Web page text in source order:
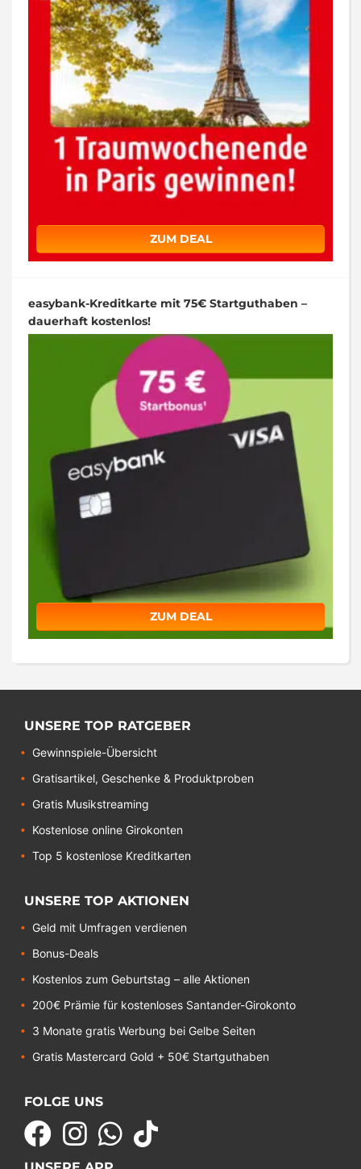
ZUM DEAL
easybank-Kreditkarte mit 75€ Startguthaben –
dauerhaft kostenlos!
ZUM DEAL
UNSERE TOP RATGEBER
Gewinnspiele-Übersicht
Gratisartikel, Geschenke & Produktproben
Gratis Musikstreaming
Kostenlose online Girokonten
Top 5 kostenlose Kreditkarten
UNSERE TOP AKTIONEN
Geld mit Umfragen verdienen
Bonus-Deals
Kostenlos zum Geburtstag – alle Aktionen
200€ Prämie für kostenloses Santander-Girokonto
3 Monate gratis Werbung bei Gelbe Seiten
Gratis Mastercard Gold + 50€ Startguthaben
FOLGE UNS